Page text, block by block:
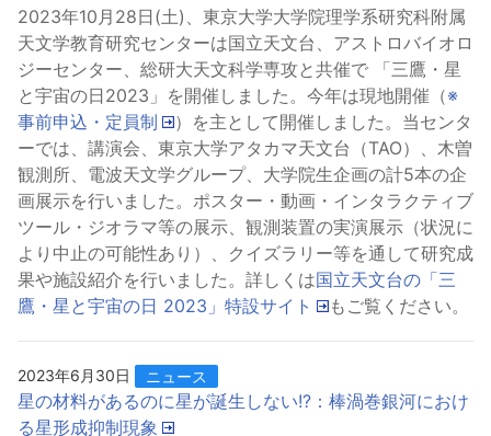
2023年10月28日(土)、東京大学大学院理学系研究科附属
天文学教育研究センターは国立天文台、アストロバイオロ
ジーセンター、総研大天文科学専攻と共催で 「三鷹・星
と宇宙の日2023」を開催しました。今年は現地開催（※
事前申込・定員制
）を主として開催しました。当センタ
ーでは、講演会、東京大学アタカマ天文台（TAO）、木曽
観測所、電波天文学グループ、大学院生企画の計5本の企
画展示を行いました。ポスター・動画・インタラクティブ
ツール・ジオラマ等の展示、観測装置の実演展示（状況に
より中止の可能性あり）、クイズラリー等を通して研究成
果や施設紹介を行いました。詳しくは国立天文台の「三
鷹・星と宇宙の日 2023」特設サイト
もご覧ください。
2023年6月30日 ニュース
星の材料があるのに星が誕生しない!?：棒渦巻銀河におけ
る星形成抑制現象